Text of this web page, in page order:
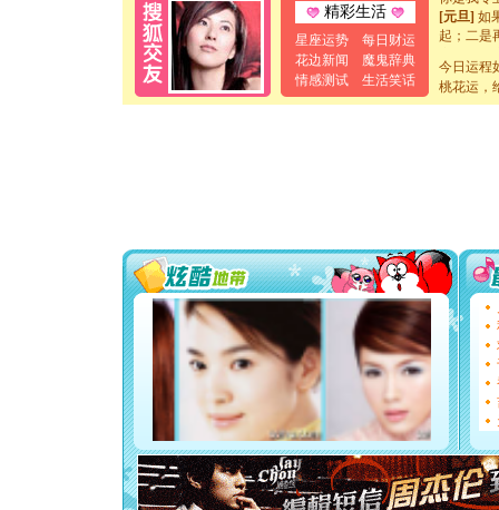
精彩生活
星座运势
每日财运
花边新闻
魔鬼辞典
情感测试
生活笑话
[元旦] 如
起；二是
离。水晶
[元旦]当
泣，这痛
卖了。水
你太多，
要平安
[圣诞节]
能正大
天都要快
[圣诞节]
如意,快
[元旦]
看
断电。
你是我
[元旦]
起；二是
离。水晶
[元旦]当
今日运程
桃花运，